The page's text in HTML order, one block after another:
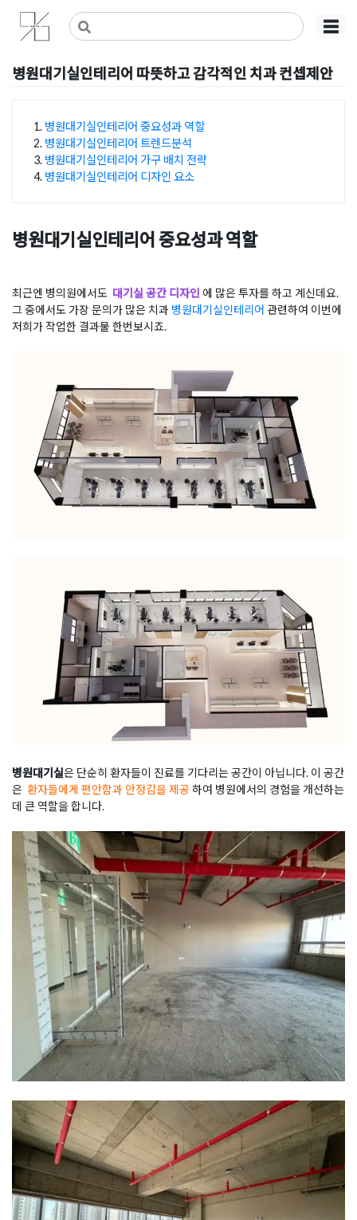
Skip
content
사무실인테리어 디자인 공사 비용견적 플랫폼
사무실인테리어 916
☰
병원대기실인테리어 따뜻하고 감각적인 치과 컨셉제안
목차
병원대기실인테리어 중요성과 역할
병원대기실인테리어 트렌드분석
병원대기실인테리어 가구 배치 전략
병원대기실인테리어 디자인 요소
병원대기실인테리어 중요성과 역할
최근엔 병의원에서도 대기실 공간 디자인 에 많은 투자를 하고 계신데요.
그 중에서도 가장 문의가 많은 치과 병원대기실인테리어 관련하여 이번에
저희가 작업한 결과물 한번보시죠.
병원대기실은 단순히 환자들이 진료를 기다리는 공간이 아닙니다. 이 공간
은 환자들에게 편안함과 안정감을 제공 하여 병원에서의 경험을 개선하는
데 큰 역할을 합니다.